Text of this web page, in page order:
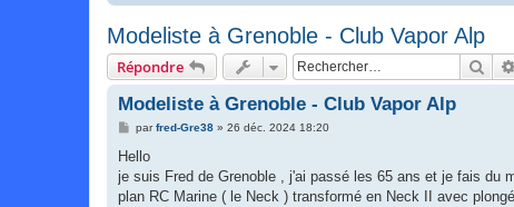
Modeliste à Grenoble - Club Vapor Alp
Répondre
Modeliste à Grenoble - Club Vapor Alp
M
s
a
g
parfred-Gre38» 26 déc. 2024 18:20
Hello
je suis Fred de Grenoble , j'ai passé les 65 ans et je fais du
plan RC Marine ( le Neck ) transformé en Neck II avec